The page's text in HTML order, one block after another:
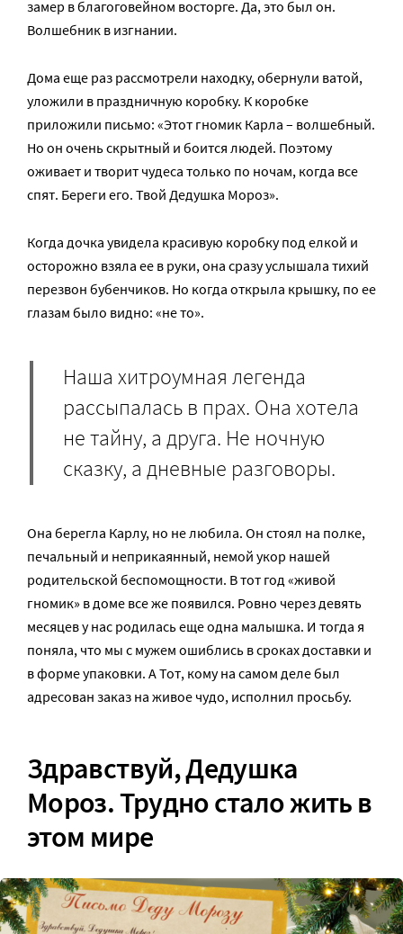
замер в благоговейном восторге. Да, это был он.
Волшебник в изгнании.
Дома еще раз рассмотрели находку, обернули ватой,
уложили в праздничную коробку. К коробке
приложили письмо: «Этот гномик Карла – волшебный.
Но он очень скрытный и боится людей. Поэтому
оживает и творит чудеса только по ночам, когда все
спят. Береги его. Твой Дедушка Мороз».
Когда дочка увидела красивую коробку под елкой и
осторожно взяла ее в руки, она сразу услышала тихий
перезвон бубенчиков. Но когда открыла крышку, по ее
глазам было видно: «не то».
Наша хитроумная легенда
рассыпалась в прах. Она хотела
не тайну, а друга. Не ночную
сказку, а дневные разговоры.
Она берегла Карлу, но не любила. Он стоял на полке,
печальный и неприкаянный, немой укор нашей
родительской беспомощности. В тот год «живой
гномик» в доме все же появился. Ровно через девять
месяцев у нас родилась еще одна малышка. И тогда я
поняла, что мы с мужем ошиблись в сроках доставки и
в форме упаковки. А Тот, кому на самом деле был
адресован заказ на живое чудо, исполнил просьбу.
Здравствуй, Дедушка
Мороз. Трудно стало жить в
этом мире